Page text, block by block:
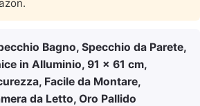
Bagno, Specchio da Parete,
in Alluminio, 91 x 61 cm,
Facile da Montare,
da Letto, Oro Pallido